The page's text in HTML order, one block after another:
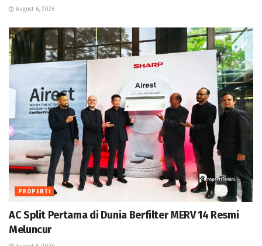
August 6, 2026
PROPERTI
AC Split Pertama di Dunia Berfilter MERV 14 Resmi
Meluncur